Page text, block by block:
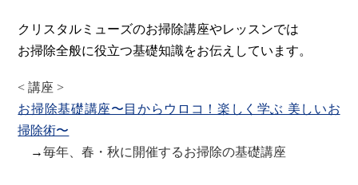
クリスタルミューズのお掃除講座やレッスンでは
お掃除全般に役立つ基礎知識をお伝えしています。
< 講座 >
お掃除基礎講座〜目からウロコ！楽しく学ぶ 美しいお
掃除術〜
→毎年、春・秋に開催するお掃除の基礎講座